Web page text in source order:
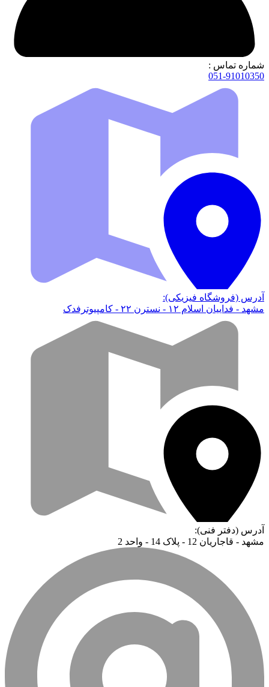
شماره تماس :
051-91010350
آدرس (فروشگاه فیزیکی):
مشهد - فداییان اسلام ۱۲ - نسترن ۲۲ - کامپیوترفدک
آدرس (دفتر فنی):
مشهد - قاجاریان 12 - پلاک 14 - واحد 2